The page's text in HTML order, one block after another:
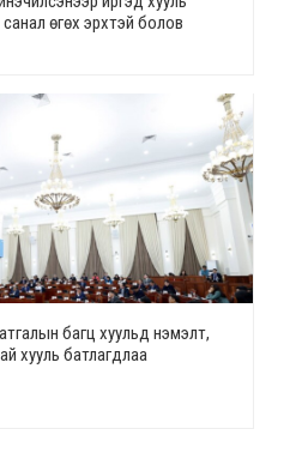
өгөх эрхтэй болов
багц хуульд нэмэлт,
хууль батлагдлаа